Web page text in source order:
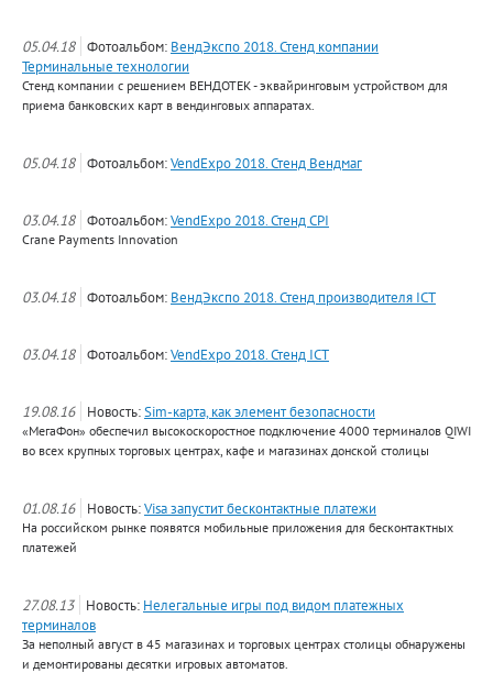
05.04.18 Фотоальбом: ВендЭкспо 2018. Стенд компании
Терминальные технологии
Стенд компании с решением ВЕНДОТЕК - эквайринговым устройством для
приема банковских карт в вендинговых аппаратах.
05.04.18 Фотоальбом:VendExpo 2018. Стенд Вендмаг
03.04.18 Фотоальбом:VendExpo 2018. Стенд CPI
Crane Payments Innovation
03.04.18 Фотоальбом: ВендЭкспо 2018. Стенд производителя ICT
03.04.18 Фотоальбом:VendExpo 2018. Стенд ICT
19.08.16 Новость:Sim-карта, как элемент безопасности
«МегаФон» обеспечил высокоскоростное подключение 4000 терминалов QIWI
во всех крупных торговых центрах, кафе и магазинах донской столицы
01.08.16 Новость:Visa запустит бесконтактные платежи
На российском рынке появятся мобильные приложения для бесконтактных
платежей
27.08.13 Новость: Нелегальные игры под видом платежных
терминалов
За неполный август в 45 магазинах и торговых центрах столицы обнаружены
и демонтированы десятки игровых автоматов.